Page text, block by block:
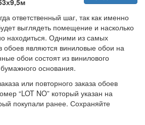
ответственный шаг, так как именно
выглядеть помещение и насколько
находиться. Одними из самых
обоев являются виниловые обои на
обои состоят из винилового
основания.
или повторного заказа обоев
“LOT NO” который указан на
покупали ранее. Сохраняйте